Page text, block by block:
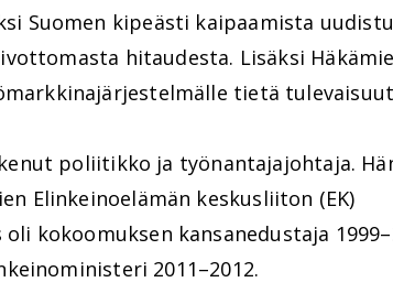
Suomen kipeästi kaipaamista
hitaudesta. Lisäksi
tietä
poliitikko ja työnantajajohtaja.
Elinkeinoelämän keskusliiton (EK)
kokoomuksen kansanedustaja
2011–2012.